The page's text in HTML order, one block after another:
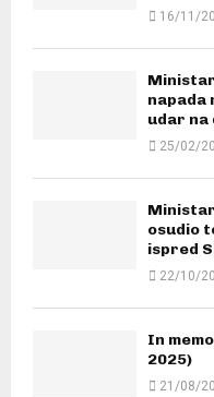
16/11/
napada
udar na
25/02/
osudio
ispred
22/10/
In
2025)
21/08/